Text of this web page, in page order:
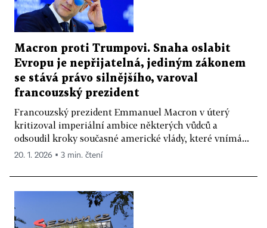
Macron proti Trumpovi. Snaha oslabit
Evropu je nepřijatelná, jediným zákonem
se stává právo silnějšího, varoval
francouzský prezident
Francouzský prezident Emmanuel Macron v úterý
kritizoval imperiální ambice některých vůdců a
odsoudil kroky současné americké vlády, které vnímá...
20. 1. 2026 ▪ 3 min. čtení